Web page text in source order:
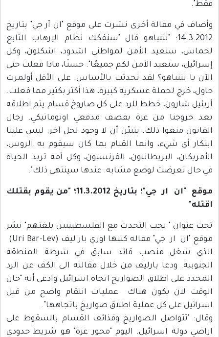
فقط".
وأضاف في مقالة أخرى نشرت على موقع "ان آر جي" بتاريخ
14.3.2012: "نتنياهو قال "سنفكك نظام الإرهاب التابع
لحماس، سنعيد الأمن لمواطني اشدود، اشكلون، وكل
إسرائيل، سنعيد الأمن لكم جميعًا". حسنًا، ماذا فعلت حتى
الآن يا نتنياهو؟ لقد تحدثت بالأساس. على الأقل أولمرت
حاول، خرج لحملة عسكرية كبيرة، هذا أكثر بكثير مما فعلت.
أريئيل شارون، خطط للرد على كل صاروخ قسام يتم اطلاقه
بعد خروجنا من غزة بقصف مدفعي اوتوماتيكي. رجال
القانون منعوا ذلك. يتبيّن أن لا وجود لحل آخر. ليس علينا
ابتكار أي شيء، وانما القيام بما كان سيقوم به الروس،
الأمريكان، البريطانيون، الفرنسيون، وكل أمة تريد الحياة
في حال تعرضت لوضع مشابه. عندها سينتهي ذلك".
موقع "ان ار جي"؛ بتاريخ 11.3.2012؛ "من يقوم بقتلك
اقتله"
تحت عنوان " يجب التحدث مع الفلسطينيين بلغتهم" نشر
موقع "ان ار جي" مقاله كتبها اوري بار ليف (Uri Bar-Lev)
الذي شغل منصب قائد سابق في شرطة المنطقة
الجنوبية. ودعا بارليف من خلال مقالته الى الكف عن الرد
المحدد على اطلاق الصواريخ اتجاه اسرائيل وادعى أنه "حان
الوقت لان يكون هناك عمليات انتقام واضح من قبل
اسرائيل على كل عملية اطلاق صواريخ باتجاهها".
وقال: "تتواصل الصواريخ وقذائف القسام بالسقوط على
اراضي دولة اسرائيل. اليوم "محور غزة" هو شريط حدودي